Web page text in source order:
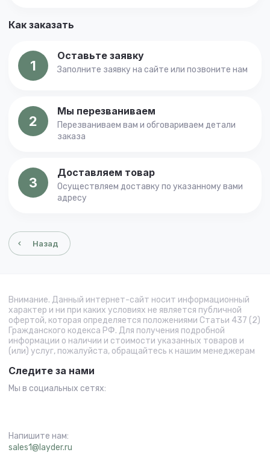
Как заказать
1
Оставьте заявку
Заполните заявку на сайте или позвоните нам
2
Мы перезваниваем
Перезваниваем вам и обговариваем детали
заказа
3
Доставляем товар
Осуществляем доставку по указанному вами
адресу
Назад
Внимание. Данный интернет-сайт носит информационный
характер и ни при каких условиях не является публичной
офертой, которая определяется положениями Статьи 437 (2)
Гражданского кодекса РФ. Для получения подробной
информации о наличии и стоимости указанных товаров и
(или) услуг, пожалуйста, обращайтесь к нашим менеджерам
Следите за нами
Мы в социальных сетях:
Напишите нам:
sales1@layder.ru